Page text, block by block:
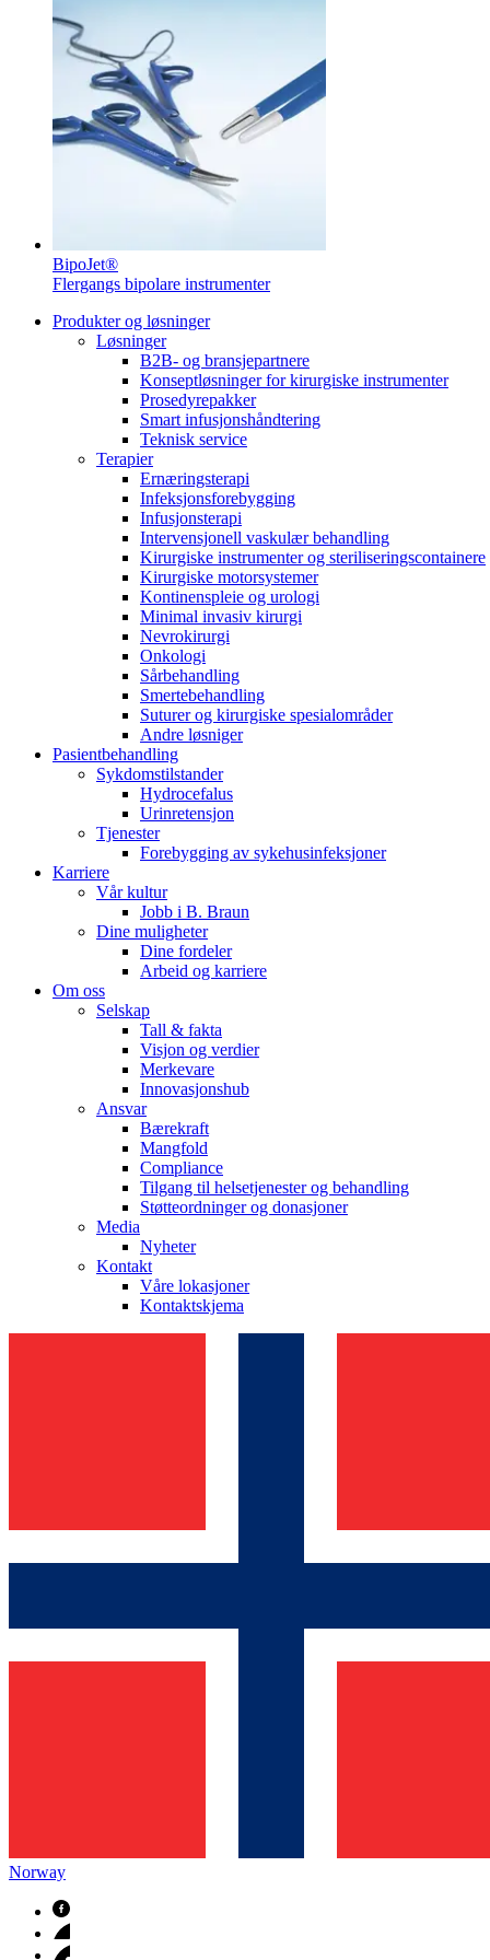
Produktkatalog​
Finn produktene du leter etter. ​Besøk B. Brauns
Urinretensjon​
Selvkateterisering med deg og​
miljøet i fokus. Besøk våre sider for å ​
lære mer.​
La oss drive innovasjon innen medisinsk ​teknologi sammen.
Kontakt
I dialog med B. Braun. Ta kontakt ​med oss.​
BipoJet®
Flergangs bipolare instrumenter
Produkter og løsninger
Løsninger
B2B- og bransjepartnere
Konseptløsninger for kirurgiske instrumenter
Prosedyrepakker
Smart infusjonshåndtering
Teknisk service
Terapier
Ernæringsterapi
Infeksjonsforebygging
Infusjonsterapi
Intervensjonell vaskulær behandling
Kirurgiske instrumenter og steriliseringscontainere
Kirurgiske motorsystemer
Kontinenspleie og urologi
Minimal invasiv kirurgi
Nevrokirurgi
Onkologi
Sårbehandling
Smertebehandling
Suturer og kirurgiske spesialområder
Andre løsniger
Pasientbehandling
Sykdomstilstander
Hydrocefalus
Urinretensjon
Tjenester
Forebygging av sykehusinfeksjoner
Karriere
Vår kultur
Jobb i B. Braun
Dine muligheter
Dine fordeler
Arbeid og karriere
Om oss
Selskap
Tall & fakta
Visjon og verdier
Merkevare
Innovasjonshub
Ansvar
Bærekraft
Mangfold
Compliance
Tilgang til helsetjenester og behandling
Støtteordninger og donasjoner
Media
Nyheter
Kontakt
Våre lokasjoner
Kontaktskjema
Norway